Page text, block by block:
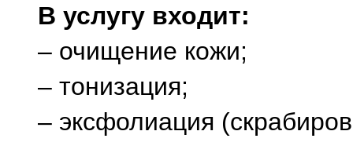
В услугу входит:
– очищение кожи;
– тонизация;
– эксфолиация